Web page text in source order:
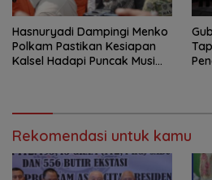
Hasnuryadi Dampingi Menko
Polkam Pastikan Kesiapan
Kalsel Hadapi Puncak Musim
Rekomendasi untuk kamu